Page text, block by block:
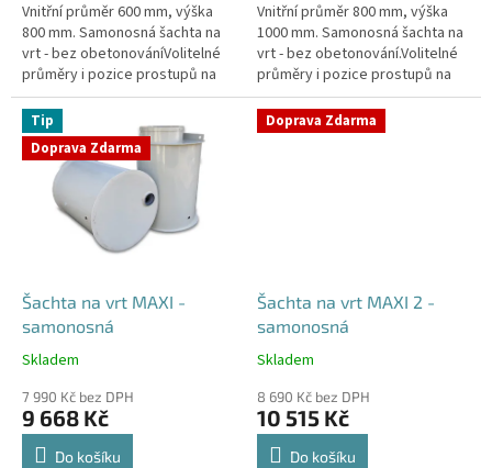
hvězdiček.
Vnitřní průměr 600 mm, výška
800 mm. Samonosná šachta na
vrt - bez obetonováníVolitelné
průměry i pozice prostupů na
pažení vrtu, hadice i elektřinu -
požadované průměry...
hvězdiček.
Vnitřní průměr 800 mm, výška
1000 mm. Samonosná šachta na
vrt - bez obetonování.Volitelné
průměry i pozice prostupů na
pažení vrtu, hadice i elektřinu -
požadované průměry...
Tip
Doprava Zdarma
Šachta na vrt MAXI -
samonosná
Průměrné
produktu
je
4,4
Skladem
7 990 Kč bez DPH
9 668 Kč
Do košíku
Doprava Zdarma
Šachta na vrt MAXI 2 -
samonosná
Průměrné
produktu
je
4,5
Skladem
8 690 Kč bez DPH
10 515 Kč
Do košíku